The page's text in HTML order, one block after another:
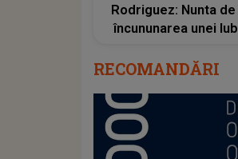
Rodriguez: Nunta
încununarea unei
RECOMANDĂRI